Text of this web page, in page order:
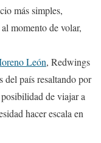
más simples,
momento de volar,
León, Redwings
del país resaltando por
de viajar a
hacer escala en